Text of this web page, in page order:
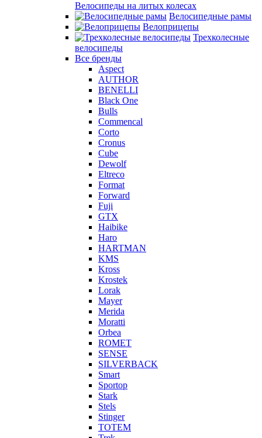
Велосипеды на литых колесах
Велосипедные рамы
Велоприцепы
Трехколесные
велосипеды
Все бренды
Aspect
AUTHOR
BENELLI
Black One
Bulls
Commencal
Corto
Cronus
Cube
Dewolf
Eltreco
Format
Forward
Fuji
GTX
Haibike
Haro
HARTMAN
KMS
Kross
Krostek
Lorak
Mayer
Merida
Moratti
Orbea
ROMET
SENSE
SILVERBACK
Smart
Sportop
Stark
Stels
Stinger
TOTEM